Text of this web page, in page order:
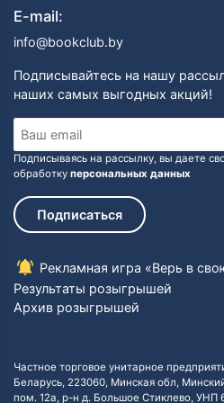
E-mail:
info@bookclub.by
Подписывайтесь на нашу
наших самых выгодных акций!
Подписываясь на рассылку, вы даете
обработку персональных данных
Подписаться
Рекламная игра «Верь в
Результаты розыгрышей
Архив розыгрышей
Частное торговое унитарное
Беларусь, 223060, Минская обл,
пом. 12а, р-н д. Большое Стиклево, УНП